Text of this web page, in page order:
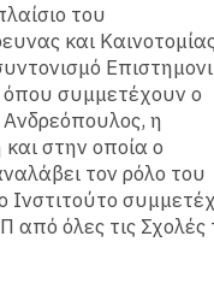
του
και
όπου συμμετέχουν ο
η
στην οποία ο
τον ρόλο του
Ινστιτούτο
από όλες τις Σχολές